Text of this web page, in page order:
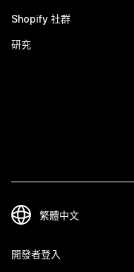
Shopify 社群
研究
開發者登入